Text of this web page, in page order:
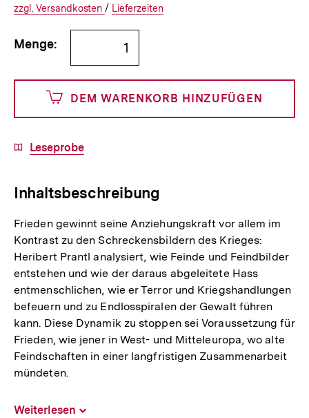
€
und
500
Cents
Versandkosten
Interner
Informationen
den
zzgl. zuzüglichen
Versandkosten / Interner
Informationen
Lieferzeiten
Bestellmenge
angeben
Menge:
DEM WARENKORB HINZUFÜGEN
Download-
Leseprobe
Inhaltsbeschreibung
Frieden gewinnt seine Anziehungskraft vor allem im
Kontrast zu den Schreckensbildern des Krieges:
Heribert Prantl analysiert, wie Feinde und Feindbilder
entstehen und wie der daraus abgeleitete Hass
entmenschlichen, wie er Terror und Kriegshandlungen
befeuern und zu Endlosspiralen der Gewalt führen
kann. Diese Dynamik zu stoppen sei Voraussetzung für
Frieden, wie jener in West- und Mitteleuropa, wo alte
Feindschaften in einer langfristigen Zusammenarbeit
mündeten.
Weiterlesen